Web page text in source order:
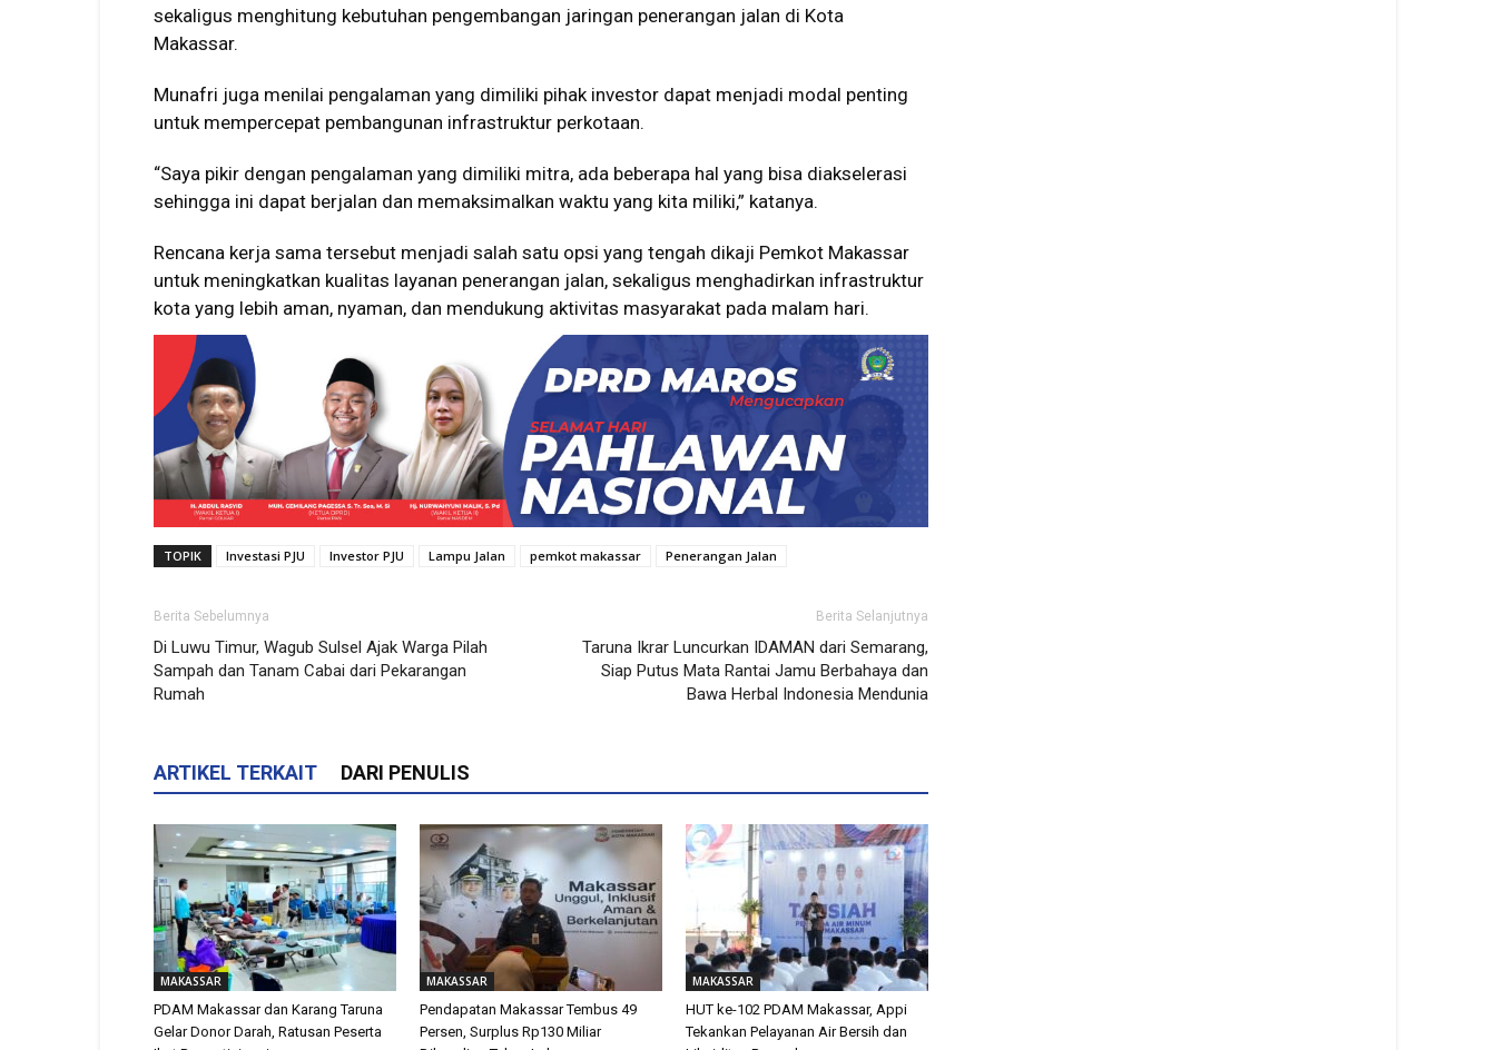
sekaligus menghitung kebutuhan pengembangan jaringan penerangan jalan di Kota
Makassar.
Munafri juga menilai pengalaman yang dimiliki pihak investor dapat menjadi modal penting
untuk mempercepat pembangunan infrastruktur perkotaan.
“Saya pikir dengan pengalaman yang dimiliki mitra, ada beberapa hal yang bisa diakselerasi
sehingga ini dapat berjalan dan memaksimalkan waktu yang kita miliki,” katanya.
Rencana kerja sama tersebut menjadi salah satu opsi yang tengah dikaji Pemkot Makassar
untuk meningkatkan kualitas layanan penerangan jalan, sekaligus menghadirkan infrastruktur
kota yang lebih aman, nyaman, dan mendukung aktivitas masyarakat pada malam hari.
TOPIK Investasi PJU Investor PJU Lampu Jalan pemkot makassar Penerangan Jalan
Berita Sebelumnya
Di Luwu Timur, Wagub Sulsel Ajak Warga Pilah
Sampah dan Tanam Cabai dari Pekarangan
Rumah
Berita Selanjutnya
Taruna Ikrar Luncurkan IDAMAN dari Semarang,
Siap Putus Mata Rantai Jamu Berbahaya dan
Bawa Herbal Indonesia Mendunia
ARTIKEL TERKAIT DARI PENULIS
MAKASSAR
PDAM Makassar dan Karang Taruna
Gelar Donor Darah, Ratusan Peserta
MAKASSAR
Pendapatan Makassar Tembus 49
Persen, Surplus Rp130 Miliar
MAKASSAR
HUT ke-102 PDAM Makassar, Appi
Tekankan Pelayanan Air Bersih dan